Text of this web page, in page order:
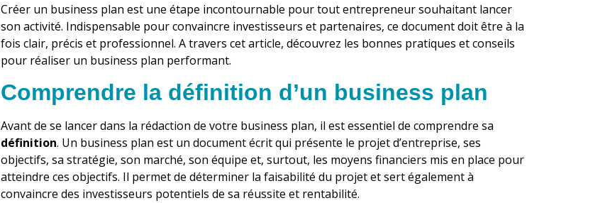
Créer un business plan est une étape incontournable pour tout entrepreneur souhaitant lancer
son activité. Indispensable pour convaincre investisseurs et partenaires, ce document doit être à la
fois clair, précis et professionnel. A travers cet article, découvrez les bonnes pratiques et conseils
pour réaliser un business plan performant.
Comprendre la définition d’un business plan
Avant de se lancer dans la rédaction de votre business plan, il est essentiel de comprendre sa
définition. Un business plan est un document écrit qui présente le projet d’entreprise, ses
objectifs, sa stratégie, son marché, son équipe et, surtout, les moyens financiers mis en place pour
atteindre ces objectifs. Il permet de déterminer la faisabilité du projet et sert également à
convaincre des investisseurs potentiels de sa réussite et rentabilité.